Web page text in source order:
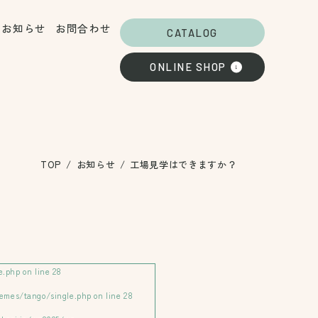
お知らせ お問合わせ CATALOG
ONLINE SHOP
TOP お知らせ 工場見学はできますか？
on line 28
tango/single.php on line28